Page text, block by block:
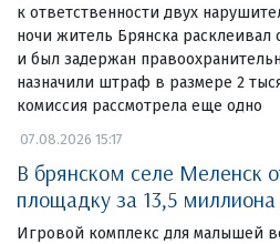
к ответственности двух
ночи житель Брянска расклеивал
и был задержан
назначили штраф в размере 2
комиссия рассмотрела еще одно
07.08.2026 15:17
В брянском селе Меленск
площадку за 13,5 миллиона
Игровой комплекс для малышей